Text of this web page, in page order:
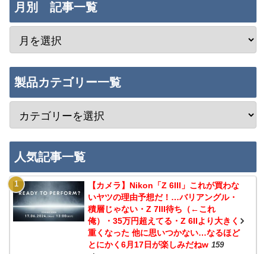
月別 記事一覧
製品カテゴリー一覧
人気記事一覧
【カメラ】Nikon「Z 6III」これが買わな
いヤツの理由予想だ！…バリアングル・
積層じゃない・Z 7III待ち（←これ
俺）・35万円超えてる・Z 6IIより大きく
重くなった 他に思いつかない…なるほど
とにかく6月17日が楽しみだねw 159